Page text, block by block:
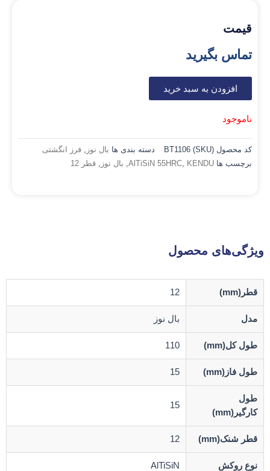
قیمت
تماس بگیرید
افزودن به سبد خرید
ناموجود
کد محصول (SKU) BT1106 دسته بندی ها بال نوز , فرز انگشتی
برچسب ها
AlTiSiN 55HRC, KENDU
, بال نوز , قطر 12
ویژگی‌های محصول
قطر(mm) 12
مدل بال نوز
طول کل(mm) 110
طول فاز(mm) 15
طول
کارگیر(mm)
15
قطر شنک(mm) 12
نوع روکش AlTiSiN